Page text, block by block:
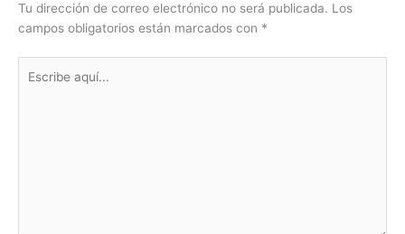
Tu dirección de correo electrónico no será publicada. Los
campos obligatorios están marcados con *
aquí...